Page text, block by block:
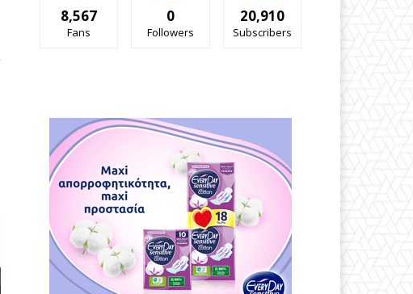
8,567
Fans
0
Followers
20,910
Subscribers